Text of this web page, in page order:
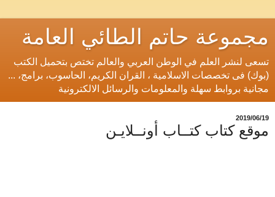
مجموعة حاتم الطائي العامة
تسعى لنشر العلم في الوطن العربي والعالم تختص بتحميل الكتب
(بوك) فى تخصصات الاسلامية ، القران الكريم، الحاسوب، برامج، ...
مجانية بروابط سهلة والمعلومات والرسائل الالكترونية
19‏/06‏/2019
موقع كتاب كتــاب أونــلايـن